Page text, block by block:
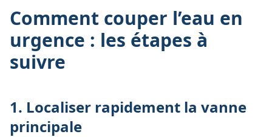
Comment couper l’eau en
urgence : les étapes à
suivre
1. Localiser rapidement la vanne
principale